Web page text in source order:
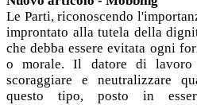
Le Parti, riconoscendo
improntato alla tutela della
che debba essere evitata ogni
o morale. Il datore di lavoro
scoraggiare e neutralizzare
questo tipo, posto in